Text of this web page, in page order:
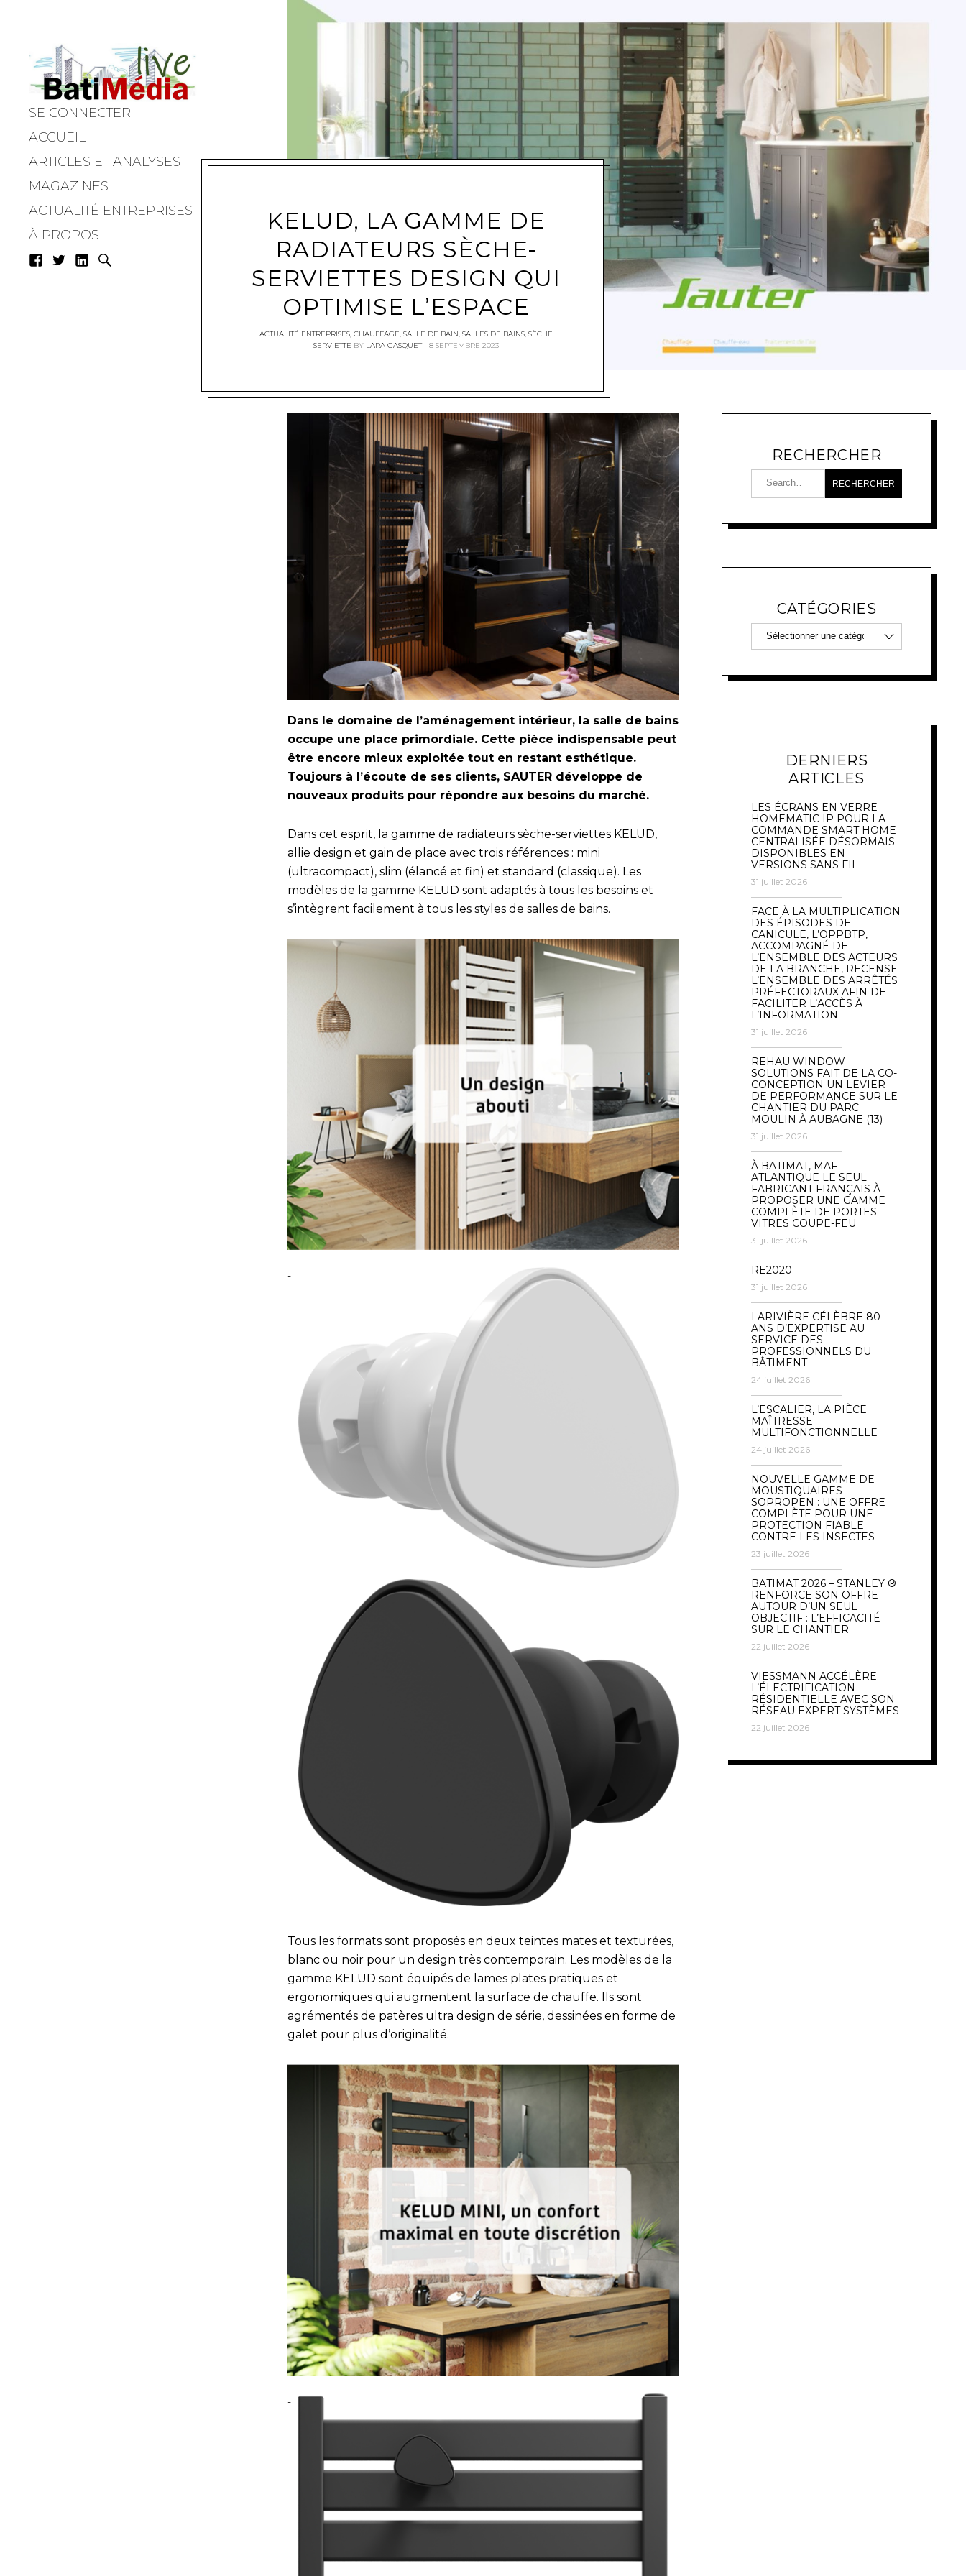
Batimedialive
SE CONNECTER
ACCUEIL
ARTICLES ET ANALYSES
MAGAZINES
ACTUALITÉ ENTREPRISES
À PROPOS
KELUD, LA GAMME DE
RADIATEURS SÈCHE-
SERVIETTES DESIGN QUI
OPTIMISE L’ESPACE
ACTUALITÉ ENTREPRISES, CHAUFFAGE, SALLE DE BAIN, SALLES DE BAINS, SÈCHE
SERVIETTE BY LARA GASQUET 8 SEPTEMBRE 2023
Dans le domaine de l’aménagement intérieur, la salle de bains
occupe une place primordiale. Cette pièce indispensable peut
être encore mieux exploitée tout en restant esthétique.
Toujours à l’écoute de ses clients, SAUTER développe de
nouveaux produits pour répondre aux besoins du marché.
Dans cet esprit, la gamme de radiateurs sèche-serviettes KELUD,
allie design et gain de place avec trois références : mini
(ultracompact), slim (élancé et fin) et standard (classique). Les
modèles de la gamme KELUD sont adaptés à tous les besoins et
s’intègrent facilement à tous les styles de salles de bains.
Tous les formats sont proposés en deux teintes mates et texturées,
blanc ou noir pour un design très contemporain. Les modèles de la
gamme KELUD sont équipés de lames plates pratiques et
ergonomiques qui augmentent la surface de chauffe. Ils sont
agrémentés de patères ultra design de série, dessinées en forme de
galet pour plus d’originalité.
RECHERCHER
CATÉGORIES
DERNIERS
ARTICLES
LES ÉCRANS EN VERRE
HOMEMATIC IP POUR LA
COMMANDE SMART HOME
CENTRALISÉE DÉSORMAIS
DISPONIBLES EN
VERSIONS SANS FIL
31 juillet 2026
FACE À LA MULTIPLICATION
DES ÉPISODES DE
CANICULE, L’OPPBTP,
ACCOMPAGNÉ DE
L’ENSEMBLE DES ACTEURS
DE LA BRANCHE, RECENSE
L’ENSEMBLE DES ARRÊTÉS
PRÉFECTORAUX AFIN DE
FACILITER L’ACCÈS À
L’INFORMATION
31 juillet 2026
REHAU WINDOW
SOLUTIONS FAIT DE LA CO-
CONCEPTION UN LEVIER
DE PERFORMANCE SUR LE
CHANTIER DU PARC
MOULIN À AUBAGNE (13)
31 juillet 2026
À BATIMAT, MAF
ATLANTIQUE LE SEUL
FABRICANT FRANÇAIS À
PROPOSER UNE GAMME
COMPLÈTE DE PORTES
VITRES COUPE-FEU
31 juillet 2026
RE2020
31 juillet 2026
LARIVIÈRE CÉLÈBRE 80
ANS D’EXPERTISE AU
SERVICE DES
PROFESSIONNELS DU
BÂTIMENT
24 juillet 2026
L’ESCALIER, LA PIÈCE
MAÎTRESSE
MULTIFONCTIONNELLE
24 juillet 2026
NOUVELLE GAMME DE
MOUSTIQUAIRES
SOPROPEN : UNE OFFRE
COMPLÈTE POUR UNE
PROTECTION FIABLE
CONTRE LES INSECTES
23 juillet 2026
BATIMAT 2026 – STANLEY ®
RENFORCE SON OFFRE
AUTOUR D’UN SEUL
OBJECTIF : L’EFFICACITÉ
SUR LE CHANTIER
22 juillet 2026
VIESSMANN ACCÉLÈRE
L’ÉLECTRIFICATION
RÉSIDENTIELLE AVEC SON
RÉSEAU EXPERT SYSTÈMES
22 juillet 2026